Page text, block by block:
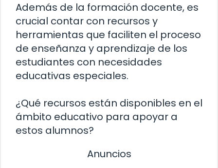
Además de la formación docente, es
crucial contar con recursos y
herramientas que faciliten el proceso
de enseñanza y aprendizaje de los
estudiantes con necesidades
educativas especiales.
¿Qué recursos están disponibles en el
ámbito educativo para apoyar a
estos alumnos?
Anuncios